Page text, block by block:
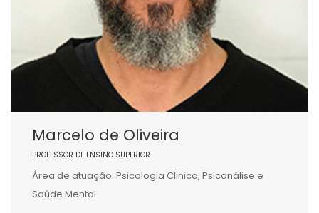
Marcelo de Oliveira
PROFESSOR DE ENSINO SUPERIOR
Área de atuação: Psicologia Clinica, Psicanálise e
Saúde Mental